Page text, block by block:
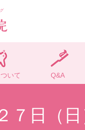
いて Q&A
７日（